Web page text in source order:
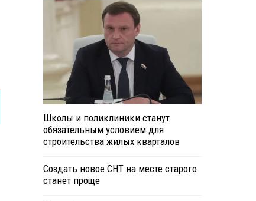
Школы и поликлиники станут
обязательным условием для
строительства жилых кварталов
Создать новое СНТ на месте старого
станет проще